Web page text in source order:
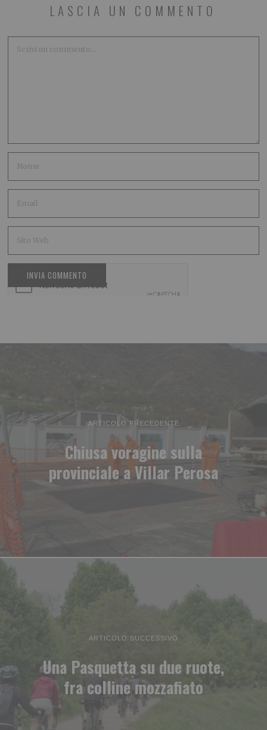
LASCIA UN COMMENTO
ARTICOLO PRECEDENTE
Chiusa voragine sulla
provinciale a Villar Perosa
ARTICOLO SUCCESSIVO
Una Pasquetta su due ruote,
fra colline mozzafiato